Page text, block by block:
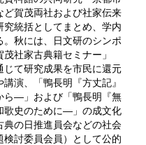
ど賀茂両社および社家伝来
統括としてまとめ、学内
秋には、日文研のシンポ
社家古典籍セミナー」
じて研究成果を市民に還元
演、「鴨長明『方丈記』
ら―」および「鴨長明『無
歌史のために―」の成文化
典の日推進員会などの社会
討委員会員）として公的